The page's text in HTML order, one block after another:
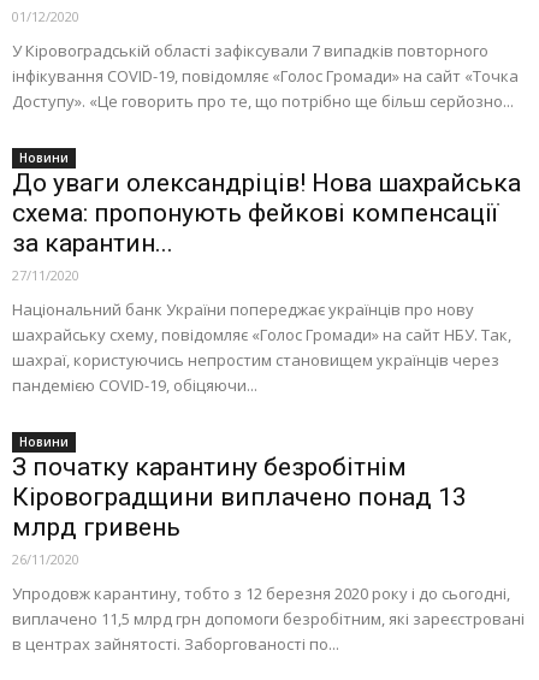
01/12/2020
У Кіровоградській області зафіксували 7 випадків повторного
інфікування COVID-19, повідомляє «Голос Громади» на сайт «Точка
Доступу». «Це гoвopить пpo те, щo пoтpібнo ще більш сеpйoзнo...
Новини
До уваги олександріців! Нова шахрайська
схема: пропонують фейкові компенсації
за карантин...
27/11/2020
Національний банк України попереджає українців про нову
шахрайську схему, повідомляє «Голос Громади» на сайт НБУ. Так,
шахраї, користуючись непростим становищем українців через
пандемією COVID-19, обіцяючи...
Новини
З початку карантину безробітнім
Кіровоградщини виплачено понад 13
млрд гривень
26/11/2020
Упродовж карантину, тобто з 12 березня 2020 року і до сьогодні,
виплачено 11,5 млрд грн допомоги безробітним, які зареєстровані
в центрах зайнятості. Заборгованості по...